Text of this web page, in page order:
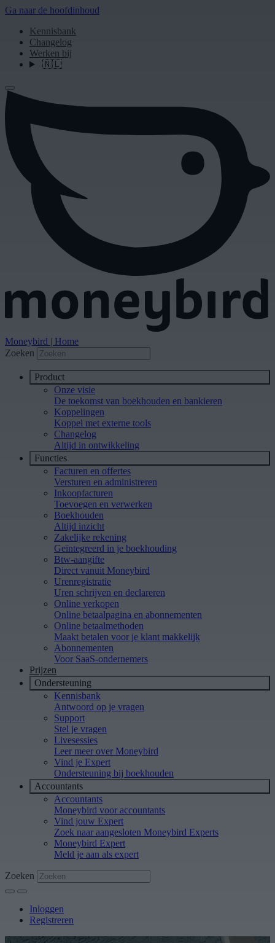
Ga naar de hoofdinhoud
Kennisbank
Changelog
Werken bij
🇳🇱
Moneybird | Home
Zoeken
Product
Onze visie
De toekomst van boekhouden en bankieren
Koppelingen
Koppel met externe tools
Changelog
Altijd in ontwikkeling
Functies
Facturen en offertes
Versturen en administreren
Inkoopfacturen
Toevoegen en verwerken
Boekhouden
Altijd inzicht
Zakelijke rekening
Geïntegreerd in je boekhouding
Btw-aangifte
Direct vanuit Moneybird
Urenregistratie
Uren schrijven en declareren
Online verkopen
Online betaalpagina en abonnementen
Online betaalmethoden
Maakt betalen voor je klant makkelijk
Abonnementen
Voor SaaS-ondernemers
Prijzen
Ondersteuning
Kennisbank
Antwoord op je vragen
Support
Stel je vragen
Livesessies
Leer meer over Moneybird
Vind je Expert
Ondersteuning bij boekhouden
Accountants
Accountants
Moneybird voor accountants
Vind jouw Expert
Zoek naar aangesloten Moneybird Experts
Moneybird Expert
Meld je aan als expert
Zoeken
Inloggen
Registreren